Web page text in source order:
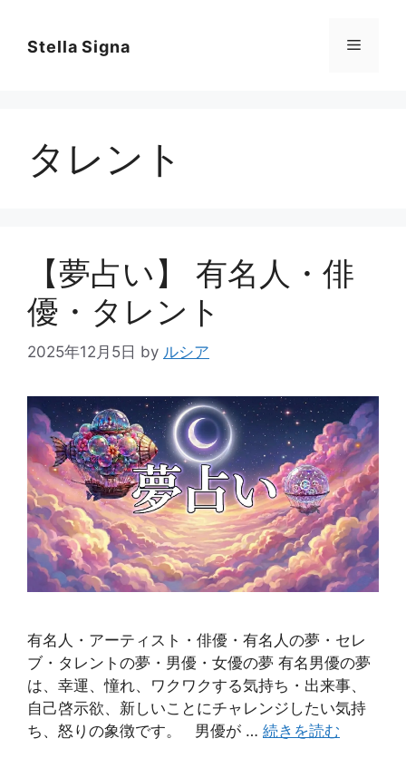
Stella Signa メ
タレント
【夢占い】 有名人・俳
優・タレント
2025年12月5日 by ルシア
有名人・アーティスト・俳優・有名人の夢・セレ
ブ・タレントの夢・男優・女優の夢 有名男優の夢
は、幸運、憧れ、ワクワクする気持ち・出来事、
自己啓示欲、新しいことにチャレンジしたい気持
ち、怒りの象徴です。 男優が … 続きを読む